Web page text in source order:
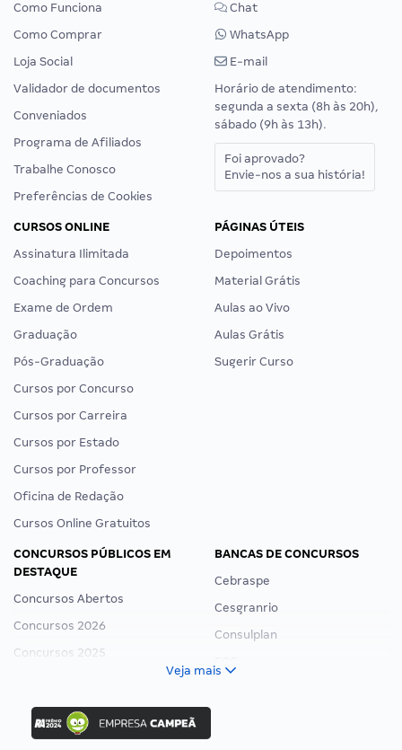
Como Funciona
Como Comprar
Loja Social
Validador de documentos
Conveniados
Programa de Afiliados
Trabalhe Conosco
Preferências de Cookies
Chat
WhatsApp
E-mail
Horário de atendimento:
segunda a sexta (8h às 20h),
sábado (9h às 13h).
Foi aprovado?
Envie-nos a sua história!
CURSOS ONLINE
Assinatura Ilimitada
Coaching para Concursos
Exame de Ordem
Graduação
Pós-Graduação
Cursos por Concurso
Cursos por Carreira
Cursos por Estado
Cursos por Professor
Oficina de Redação
Cursos Online Gratuitos
PÁGINAS ÚTEIS
Depoimentos
Material Grátis
Aulas ao Vivo
Aulas Grátis
Sugerir Curso
CONCURSOS PÚBLICOS EM
DESTAQUE
Concursos Abertos
Concursos 2026
Concursos 2025
Concurso Ibama
Concurso MPU
BANCAS DE CONCURSOS
Cebraspe
Cesgranrio
Consulplan
Veja mais